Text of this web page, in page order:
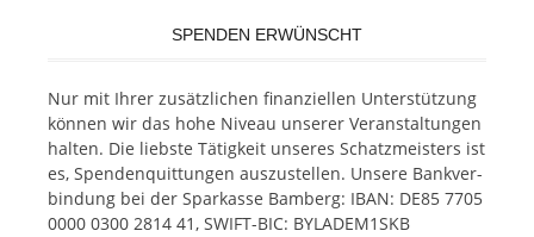
SPENDEN ERWÜNSCHT
Nur mit Ih­rer zu­sätz­li­chen fi­nan­zi­el­len Un­ter­stüt­zung
kön­nen wir das hohe Ni­veau un­se­rer Ver­an­stal­tun­gen
hal­ten. Die liebs­te Tä­tig­keit un­se­res Schatz­meis­ters ist
es, Spen­den­quit­tun­gen aus­zu­stel­len. Un­se­re Bank­ver­
bin­dung bei der Spar­kas­se Bam­berg: IBAN: DE85 7705
0000 0300 2814 41, SWIFT-BIC: BYLADEM1SKB